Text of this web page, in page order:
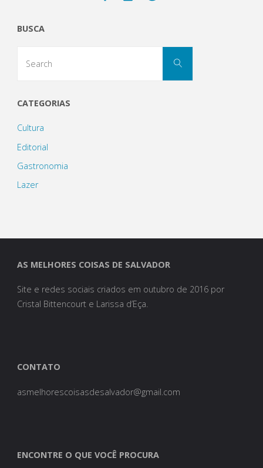
BUSCA
Search
CATEGORIAS
Cultura
Editorial
Gastronomia
Lazer
AS MELHORES COISAS DE SALVADOR
Site e redes sociais criados em outubro de 2016 por
Cristal Bittencourt e Larissa d’Eça.
CONTATO
asmelhorescoisasdesalvador@gmail.com
ENCONTRE O QUE VOCÊ PROCURA